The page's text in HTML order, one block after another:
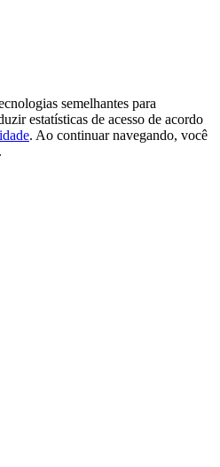
semelhantes para
estatísticas de acesso de acordo
. Ao continuar navegando, você